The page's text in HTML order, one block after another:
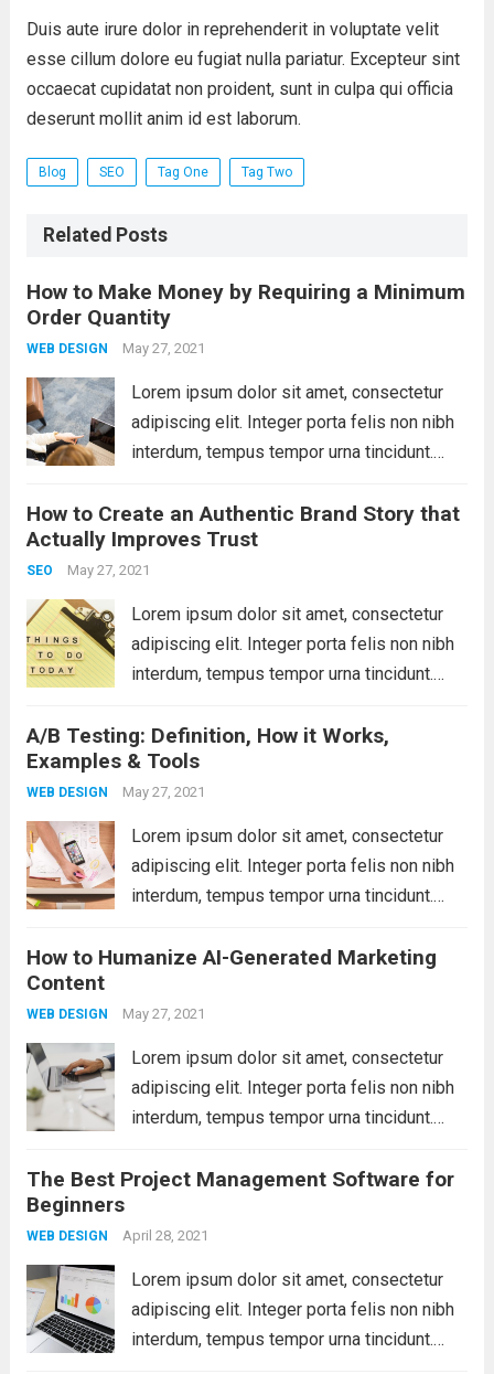
Duis aute irure dolor in reprehenderit in voluptate velit
esse cillum dolore eu fugiat nulla pariatur. Excepteur sint
occaecat cupidatat non proident, sunt in culpa qui officia
deserunt mollit anim id est laborum.
Blog SEO Tag One Tag Two
Related Posts
How to Make Money by Requiring a Minimum
Order Quantity
WEB DESIGN May 27, 2021
Lorem ipsum dolor sit amet, consectetur
adipiscing elit. Integer porta felis non nibh
interdum, tempus tempor urna tincidunt.
libero. Aliquam mattis diam at nunc
molestie, sit amet pulvinar dui tincidunt.
Vestibulum ante ipsum primis...
How to Create an Authentic Brand Story that
Actually Improves Trust
SEO May 27, 2021
Lorem ipsum dolor sit amet, consectetur
adipiscing elit. Integer porta felis non nibh
interdum, tempus tempor urna tincidunt.
libero. Aliquam mattis diam at nunc
molestie, sit amet pulvinar dui tincidunt.
Vestibulum ante ipsum primis...
A/B Testing: Definition, How it Works,
Examples & Tools
WEB DESIGN May 27, 2021
Lorem ipsum dolor sit amet, consectetur
adipiscing elit. Integer porta felis non nibh
interdum, tempus tempor urna tincidunt.
libero. Aliquam mattis diam at nunc
Vestibulum ante ipsum primis...
How to Humanize AI-Generated Marketing
Content
WEB DESIGN May 27, 2021
Lorem ipsum dolor sit amet, consectetur
adipiscing elit. Integer porta felis non nibh
interdum, tempus tempor urna tincidunt.
libero. Aliquam mattis diam at nunc
Vestibulum ante ipsum primis...
The Best Project Management Software for
Beginners
WEB DESIGN April 28, 2021
Lorem ipsum dolor sit amet, consectetur
adipiscing elit. Integer porta felis non nibh
interdum, tempus tempor urna tincidunt.